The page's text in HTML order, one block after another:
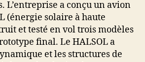
L’entreprise a conçu un avion
(énergie solaire à haute
et testé en vol trois modèles
final. Le HALSOL a
et les structures de